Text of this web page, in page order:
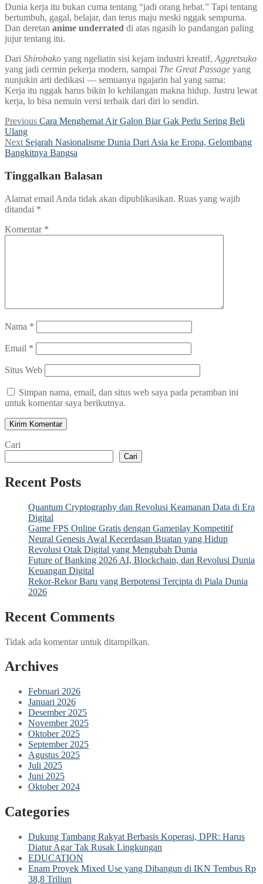
Dunia kerja itu bukan cuma tentang “jadi orang hebat.” Tapi tentang
bertumbuh, gagal, belajar, dan terus maju meski nggak sempurna.
Dan deretan anime underrated di atas ngasih lo pandangan paling
jujur tentang itu.
Dari Shirobako yang ngeliatin sisi kejam industri kreatif,Aggretsuko
yang jadi cermin pekerja modern, sampai The Great Passage yang
nunjukin arti dedikasi — semuanya ngajarin hal yang sama:
Kerja itu nggak harus bikin lo kehilangan makna hidup. Justru lewat
kerja, lo bisa nemuin versi terbaik dari diri lo sendiri.
Navigasi
pos
Previous Previous
Cara Menghemat Air Galon Biar Gak Perlu Sering Beli
Ulang
Next Next
post:
Sejarah Nasionalisme Dunia Dari Asia ke Eropa, Gelombang
Bangkitnya Bangsa
Tinggalkan Balasan
Alamat email Anda tidak akan dipublikasikan. Ruas yang wajib
ditandai *
Komentar *
Nama *
Email *
Situs Web
Simpan nama, email, dan situs web saya pada peramban ini
untuk komentar saya berikutnya.
Cari
Cari
Recent Posts
Quantum Cryptography dan Revolusi Keamanan Data di Era
Digital
Game FPS Online Gratis dengan Gameplay Kompetitif
Neural Genesis Awal Kecerdasan Buatan yang Hidup
Revolusi Otak Digital yang Mengubah Dunia
Future of Banking 2026 AI, Blockchain, dan Revolusi Dunia
Keuangan Digital
Rekor-Rekor Baru yang Berpotensi Tercipta di Piala Dunia
2026
Recent Comments
Tidak ada komentar untuk ditampilkan.
Archives
Februari 2026
Januari 2026
Desember 2025
November 2025
Oktober 2025
September 2025
Agustus 2025
Juli 2025
Juni 2025
Oktober 2024
Categories
Dukung Tambang Rakyat Berbasis Koperasi, DPR: Harus
Diatur Agar Tak Rusak Lingkungan
EDUCATION
Enam Proyek Mixed Use yang Dibangun di IKN Tembus Rp
38,8 Triliun